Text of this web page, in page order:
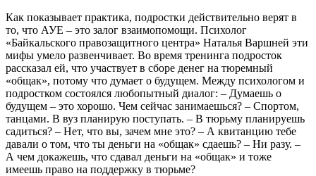
Как показывает практика, подростки действительно верят в
то, что АУЕ – это залог взаимопомощи. Психолог
«Байкальского правозащитного центра» Наталья Варшней эти
мифы умело развенчивает. Во время тренинга подросток
рассказал ей, что участвует в сборе денег на тюремный
«общак», потому что думает о будущем. Между психологом и
подростком состоялся любопытный диалог: – Думаешь о
будущем – это хорошо. Чем сейчас занимаешься? – Спортом,
танцами. В вуз планирую поступать. – В тюрьму планируешь
садиться? – Нет, что вы, зачем мне это? – А квитанцию тебе
давали о том, что ты деньги на «общак» сдаешь? – Ни разу. –
А чем докажешь, что сдавал деньги на «общак» и тоже
имеешь право на поддержку в тюрьме?